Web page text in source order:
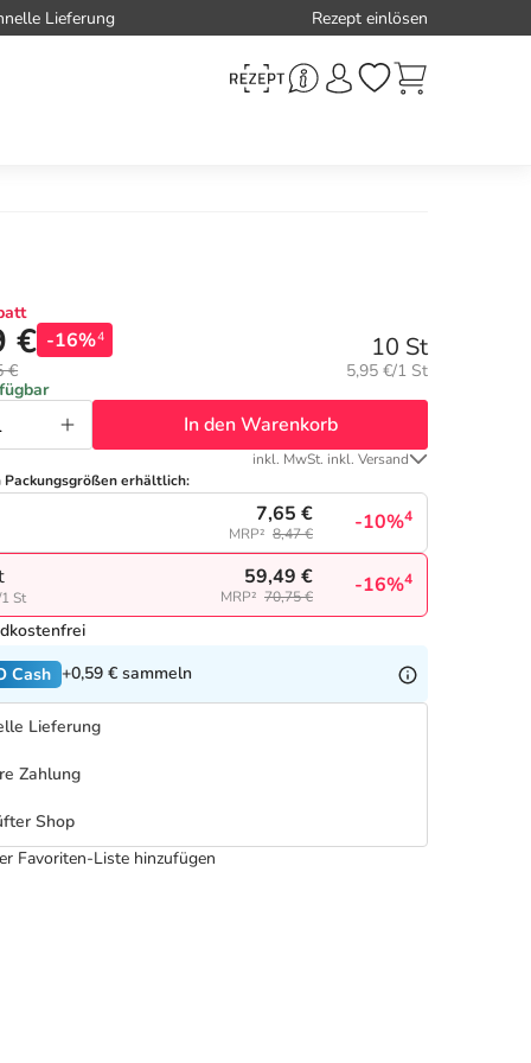
Lieferung Rezept einlösen
€ -16%4
€
10 St
Grundpreis:
5,95 €/1 St
In den Warenkorb
inkl. MwSt. inkl. Versand
Packungsgrößen erhältlich:
7,65 €
MRP² 8,47 € -10%4
St
59,49 €
MRP² 70,75 € -16%4
Cash +0,59 € sammeln
Lieferung
Zahlung
Shop
Favoriten-Liste hinzufügen